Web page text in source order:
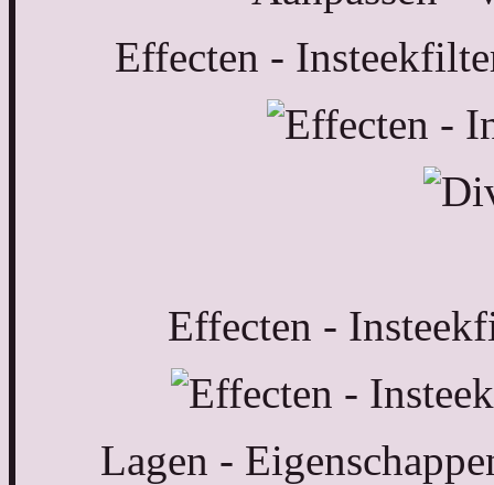
Effecten -
Effecten -
Lagen -